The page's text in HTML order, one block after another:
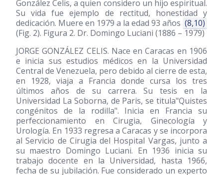
González Celis, a quien considero un hijo espiritual.
Su vida fue ejemplo de rectitud, honestidad y
dedicación. Muere en 1979 a la edad 93 años (8,10)
(Fig. 2). Figura 2. Dr. Domingo Luciani (1886 – 1979)
JORGE GONZÁLEZ CELIS. Nace en Caracas en 1906
e inicia sus estudios médicos en la Universidad
Central de Venezuela, pero debido al cierre de esta,
en 1928, viaja a Francia donde cursa los tres
últimos años de su carrera. Su tesis en la
Universidad La Soborna, de Paris, se titula"Quistes
congénitos de la rodilla". Inicia en Francia su
perfeccionamiento en Cirugia, Ginecología y
Urología. En 1933 regresa a Caracas y se incorpora
al Servicio de Cirugia del Hospital Vargas, junto a
su maestro Domingo Luciani. En 1936 inicia su
trabajo docente en la Universidad, hasta 1966,
fecha de su jubilación. Fue considerado un experto